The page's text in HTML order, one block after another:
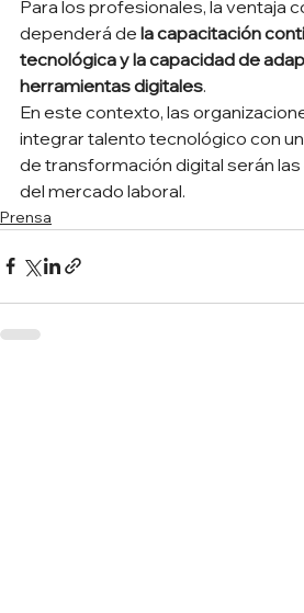
Para los profesionales, la ventaja
dependerá de la capacitación
tecnológica y la capacidad de
herramientas digitales.
En este contexto, las
integrar talento tecnológico con
de transformación digital serán
del mercado laboral.
Prensa